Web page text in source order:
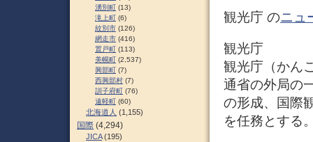
観光庁 のニュ
観光庁
観光庁（かん
通省の外局の
の形成、国際
を任務とする
湧別町 (13)
滝上町 (6)
紋別市 (126)
網走市 (416)
置戸町 (113)
美幌町 (2,537)
興部町 (7)
西興部村 (7)
訓子府町 (76)
遠軽町 (60)
北海道人 (1,155)
国際 (4,294)
JICA(195)